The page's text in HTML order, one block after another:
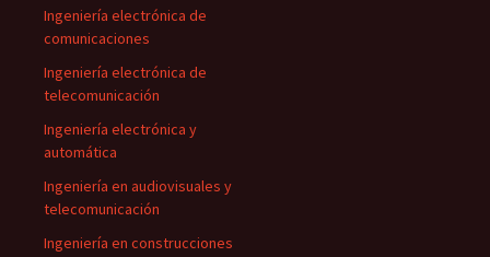
Ingeniería electrónica de
comunicaciones
Ingeniería electrónica de
telecomunicación
Ingeniería electrónica y
automática
Ingeniería en audiovisuales y
telecomunicación
Ingeniería en construcciones